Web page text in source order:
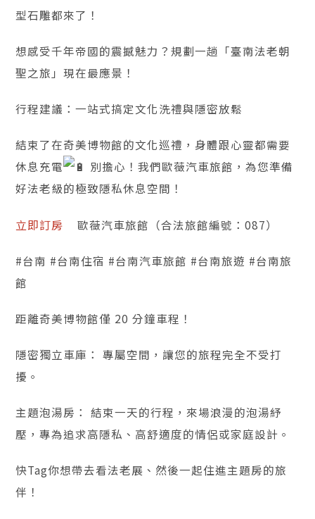
型石雕都來了！
想感受千年帝國的震撼魅力？規劃一趟「臺南法老朝
聖之旅」現在最應景！
行程建議：一站式搞定文化洗禮與隱密放鬆
結束了在奇美博物館的文化巡禮，身體跟心靈都需要
休息充電
別擔心！我們歐薇汽車旅館，為您準備
好法老級的極致隱私休息空間！
立即訂房 歐薇汽車旅館（合法旅館編號：087）
#台南 #台南住宿 #台南汽車旅館 #台南旅遊 #台南旅
館
距離奇美博物館僅 20 分鐘車程！
隱密獨立車庫： 專屬空間，讓您的旅程完全不受打
擾。
主題泡湯房： 結束一天的行程，來場浪漫的泡湯紓
壓，專為追求高隱私、高舒適度的情侶或家庭設計。
快Tag你想帶去看法老展、然後一起住進主題房的旅
伴！